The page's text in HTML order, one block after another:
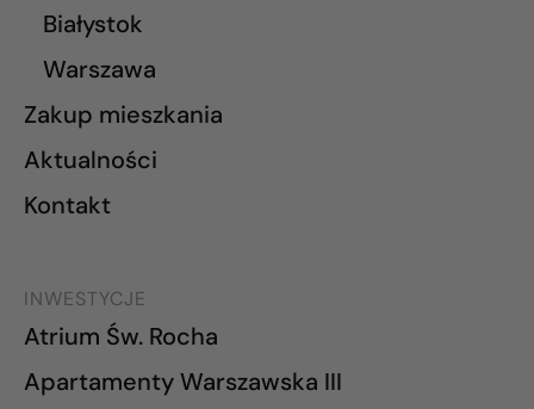
Białystok
Warszawa
Zakup mieszkania
Aktualności
Kontakt
INWESTYCJE
Atrium Św. Rocha
Apartamenty Warszawska III